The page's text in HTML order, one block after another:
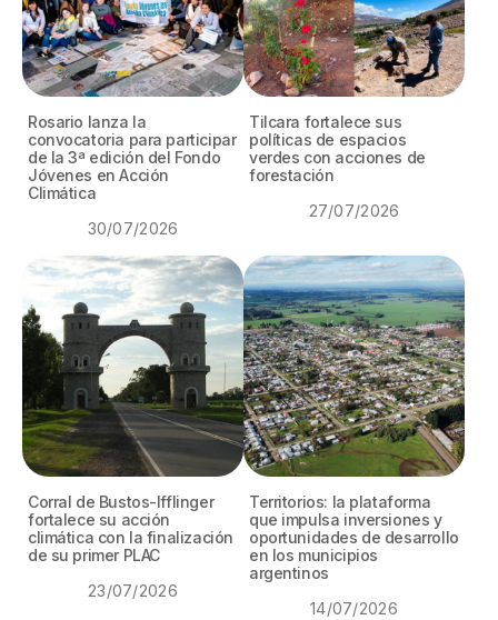
Campañas
Arbolado
Residuos
Proyectos
Empleos Verdes Locales
Edificios Municipales Energéticamente
Rosario lanza la
convocatoria para participar
de la 3ª edición del Fondo
Jóvenes en Acción
Climática
30/07/2026
Tilcara fortalece sus
políticas de espacios
verdes con acciones de
forestación
27/07/2026
Corral de Bustos-Ifflinger
fortalece su acción
climática con la finalización
de su primer PLAC
23/07/2026
Territorios: la plataforma
que impulsa inversiones y
oportunidades de desarrollo
en los municipios
argentinos
14/07/2026